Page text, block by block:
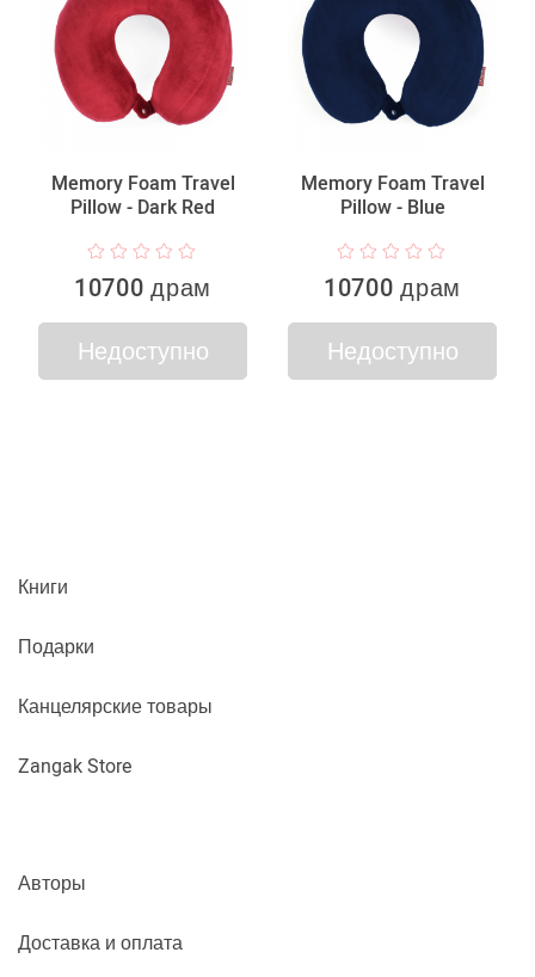
Memory Foam Travel
Pillow - Dark Red
10700 драм
Недоступно
Memory Foam Travel
Pillow - Blue
10700 драм
Недоступно
Книги
Подарки
Канцелярские товары
Zangak Store
Авторы
Доставка и оплата